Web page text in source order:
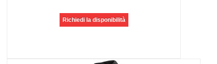
Richiedi la disponibilità